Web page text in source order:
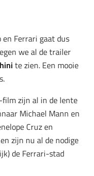
Ferrari gaat dus
we al de trailer
te zien. Een mooie
film zijn al in de lente
Michael Mann en
Cruz en
zijn nu al de nodige
de Ferrari-stad